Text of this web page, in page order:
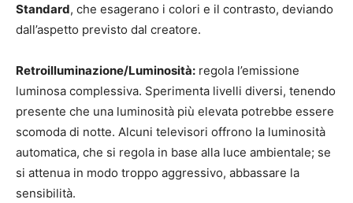
Standard, che esagerano i colori e il contrasto, deviando
dall’aspetto previsto dal creatore.
Retroilluminazione/Luminosità: regola l’emissione
luminosa complessiva. Sperimenta livelli diversi, tenendo
presente che una luminosità più elevata potrebbe essere
scomoda di notte. Alcuni televisori offrono la luminosità
automatica, che si regola in base alla luce ambientale; se
si attenua in modo troppo aggressivo, abbassare la
sensibilità.